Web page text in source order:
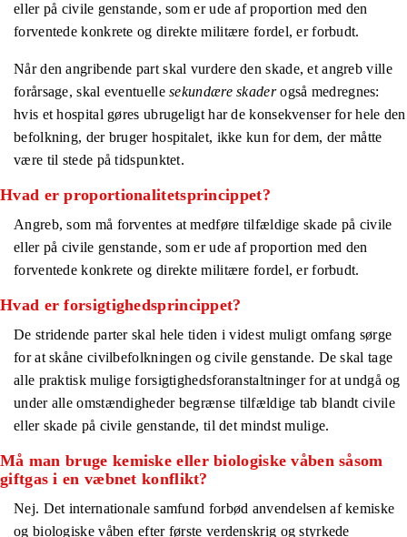
eller på civile genstande, som er ude af proportion med den
forventede konkrete og direkte militære fordel, er forbudt.
Når den angribende part skal vurdere den skade, et angreb ville
forårsage, skal eventuellesekundære skaderogså medregnes:
hvis et hospital gøres ubrugeligt har de konsekvenser for hele den
befolkning, der bruger hospitalet, ikke kun for dem, der måtte
være til stede på tidspunktet.
Hvad er proportionalitetsprincippet?
Angreb, som må forventes at medføre tilfældige skade på civile
eller på civile genstande, som er ude af proportion med den
forventede konkrete og direkte militære fordel, er forbudt.
Hvad er forsigtighedsprincippet?
De stridende parter skal hele tiden i videst muligt omfang sørge
for at skåne civilbefolkningen og civile genstande. De skal tage
alle praktisk mulige forsigtighedsforanstaltninger for at undgå og
under alle omstændigheder begrænse tilfældige tab blandt civile
eller skade på civile genstande, til det mindst mulige.
Må man bruge kemiske eller biologiske våben såsom
giftgas i en væbnet konflikt?
Nej. Det internationale samfund forbød anvendelsen af kemiske
og biologiske våben efter første verdenskrig og styrkede